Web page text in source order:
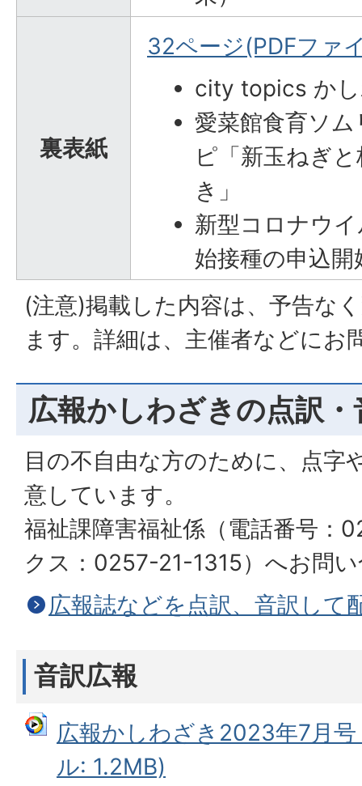
裏表紙
32ページ(PDFファ
city topics か
愛菜館食育ソ
ピ「新玉ねぎ
き」
新型コロナウ
始接種の申込開
(注意)掲載した内容は、予告な
ます。詳細は、主催者などにお
広報かしわざきの点訳・
目の不自由な方のために、点字
意しています。
福祉課障害福祉係（電話番号：
クス：0257-21-1315）へお問
広報誌などを点訳、音訳して
音訳広報
広報かしわざき2023年7月
ル: 1.2MB)